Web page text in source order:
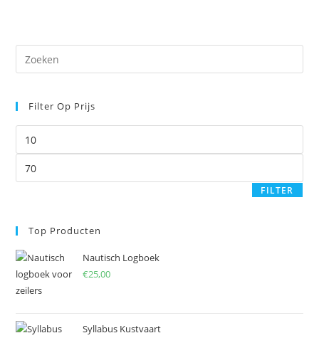
the
Filter Op Prijs
prijs
prijs
FILTER
Top Producten
Nautisch Logboek
€25,00
Syllabus Kustvaart